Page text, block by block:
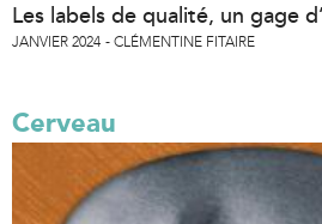
Les labels de qualité, un gage
JANVIER 2024 CLÉMENTINE FITAIRE
Cerveau